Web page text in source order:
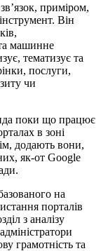
приміром,
Він
машинне
тематизує та
послуги,
чи
поки що працює
в зоні
додають вони,
як-от Google
на
порталів
з аналізу
грамотність та